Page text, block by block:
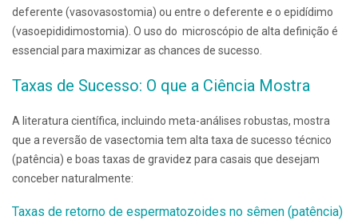
deferente (vasovasostomia) ou entre o deferente e o epidídimo
(vasoepididimostomia). O uso do microscópio de alta definição é
essencial para maximizar as chances de sucesso.
Taxas de Sucesso: O que a Ciência Mostra
A literatura científica, incluindo meta-análises robustas, mostra
que a reversão de vasectomia tem alta taxa de sucesso técnico
(patência) e boas taxas de gravidez para casais que desejam
conceber naturalmente:
Taxas de retorno de espermatozoides no sêmen (patência)